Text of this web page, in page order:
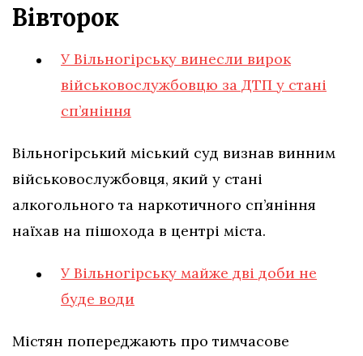
Вівторок
У Вільногірську винесли вирок
військовослужбовцю за ДТП у стані
сп’яніння
Вільногірський міський суд визнав винним
військовослужбовця, який у стані
алкогольного та наркотичного сп’яніння
наїхав на пішохода в центрі міста.
У Вільногірську майже дві доби не
буде води
Містян попереджають про тимчасове